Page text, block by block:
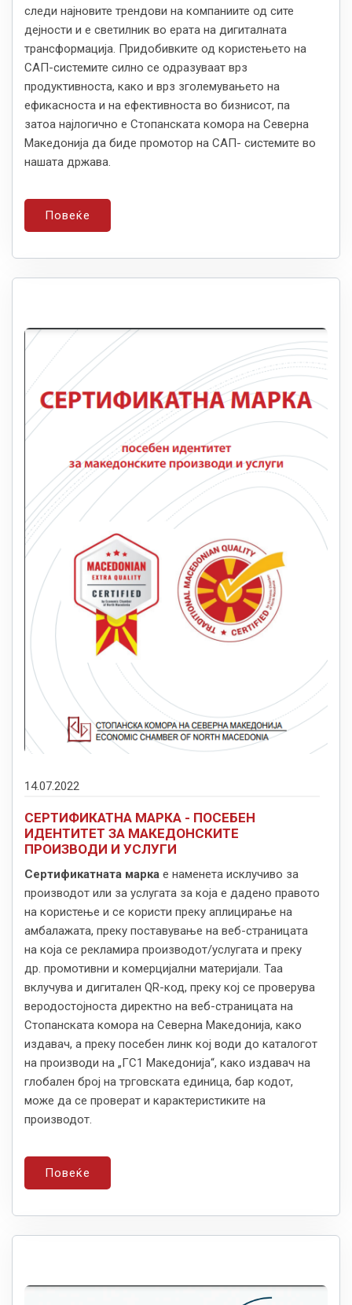
следи најновите трендови на компаниите од сите
дејности и е светилник во ерата на дигиталната
трансформација. Придобивките од користењето на
САП-системите силно се одразуваат врз
продуктивноста, како и врз зголемувањето на
ефикасноста и на ефективноста во бизнисот, па
затоа најлогично е Стопанската комора на Северна
Македонија да биде промотор на САП- системите во
нашата држава.
Повеќе
14.07.2022
СЕРТИФИКАТНА МАРКА - ПОСЕБЕН
ИДЕНТИТЕТ ЗА МАКЕДОНСКИТЕ
ПРОИЗВОДИ И УСЛУГИ
Сертификатната марка е наменета исклучиво за
производот или за услугата за која е дадено правото
на користење и се користи преку аплицирање на
амбалажата, преку поставување на веб-страницата
на која се рекламира производот/услугата и преку
др. промотивни и комерцијални материјали. Таа
вклучува и дигитален QR-код, преку кој се проверува
веродостојноста директно на веб-страницата на
Стопанската комора на Северна Македонија, како
издавач, а преку посебен линк кој води до каталогот
на производи на „ГС1 Македонија“, како издавач на
глобален број на трговската единица, бар кодот,
може да се проверат и карактеристиките на
производот.
Повеќе